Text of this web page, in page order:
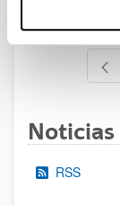
al 30/07/
Noticias
RSS